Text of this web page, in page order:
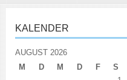
KALENDER
AUGUST 2026
M
D M D F S